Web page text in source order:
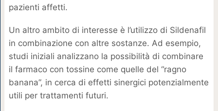
pazienti affetti.
Un altro ambito di interesse è l’utilizzo di Sildenafil
in combinazione con altre sostanze. Ad esempio,
studi iniziali analizzano la possibilità di combinare
il farmaco con tossine come quelle del “ragno
banana”, in cerca di effetti sinergici potenzialmente
utili per trattamenti futuri.